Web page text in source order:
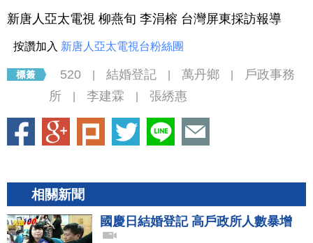
新唐人亞太電視 柳燕旬 李涓榕 台灣屏東採訪報導
按讚加入 新唐人亞太電視台粉絲團
520 結婚登記 萬丹鄉
戶政事務
所
李建霖 張綉惠
相關新聞
國慶日結婚登記 高戶政所人數暴增